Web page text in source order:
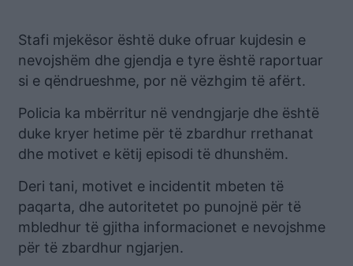
Stafi mjekësor është duke ofruar kujdesin e
nevojshëm dhe gjendja e tyre është raportuar
si e qëndrueshme, por në vëzhgim të afërt.
Policia ka mbërritur në vendngjarje dhe është
duke kryer hetime për të zbardhur rrethanat
dhe motivet e këtij episodi të dhunshëm.
Deri tani, motivet e incidentit mbeten të
paqarta, dhe autoritetet po punojnë për të
mbledhur të gjitha informacionet e nevojshme
për të zbardhur ngjarjen.